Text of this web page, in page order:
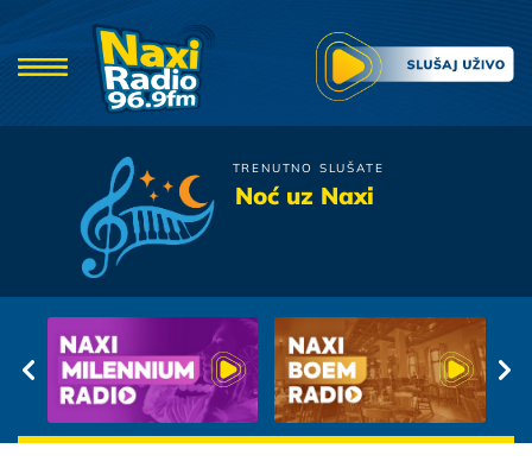
TRENUTNO SLUŠATE
Noć uz Naxi
Oliver Dragojevic